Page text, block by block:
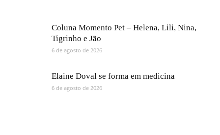
Coluna Momento Pet – Helena, Lili, Nina,
Tigrinho e Jão
6 de agosto de 2026
Elaine Doval se forma em medicina
6 de agosto de 2026